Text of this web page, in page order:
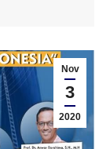
Nov
3
2020